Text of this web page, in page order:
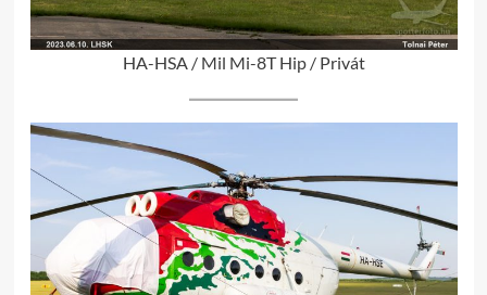
HA-HSA / Mil Mi-8T Hip / Privát